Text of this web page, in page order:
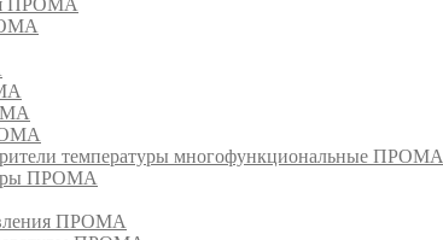
ПРОМА
температуры многофункциональные ПРОМА
ПРОМА
ПРОМА